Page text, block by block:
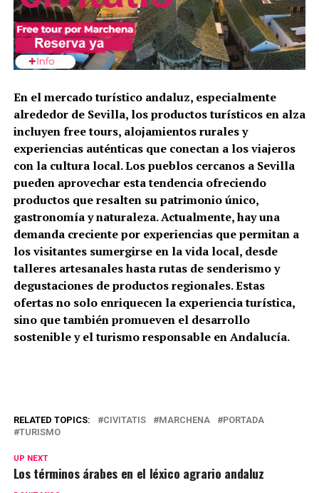
En el mercado turístico andaluz, especialmente
alrededor de Sevilla, los productos turísticos en alza
incluyen free tours, alojamientos rurales y
experiencias auténticas que conectan a los viajeros
con la cultura local. Los pueblos cercanos a Sevilla
pueden aprovechar esta tendencia ofreciendo
productos que resalten su patrimonio único,
gastronomía y naturaleza. Actualmente, hay una
demanda creciente por experiencias que permitan a
los visitantes sumergirse en la vida local, desde
talleres artesanales hasta rutas de senderismo y
degustaciones de productos regionales. Estas
ofertas no solo enriquecen la experiencia turística,
sino que también promueven el desarrollo
sostenible y el turismo responsable en Andalucía.
RELATED TOPICS: CIVITATIS MARCHENA
PORTADA
TURISMO
UP NEXT
Los términos árabes en el léxico agrario andaluz